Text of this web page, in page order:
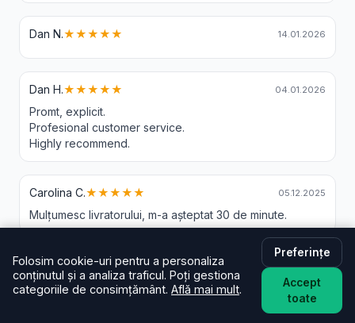
Dan N.★★★★★ 14.01.2026
Dan H.★★★★★ 04.01.2026
Promt, explicit.
Profesional customer service.
Highly recommend.
Carolina C.★★★★★ 05.12.2025
Mulțumesc livratorului, m-a așteptat 30 de minute.
Barac C.★★★★★ 05.12.2025
Buchetul a fost superb, livrarea de asemenea
la timp. Va recomand din toată inima❤️❤️❤️❤️❤️
Folosim cookie-uri pentru a personaliza
conținutul și a analiza traficul. Poți gestiona
categoriile de consimțământ. Află mai mult.
Preferințe
Accept
toate